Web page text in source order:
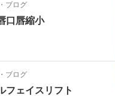
・ ブログ
口唇縮小
・ ブログ
フェイスリフト